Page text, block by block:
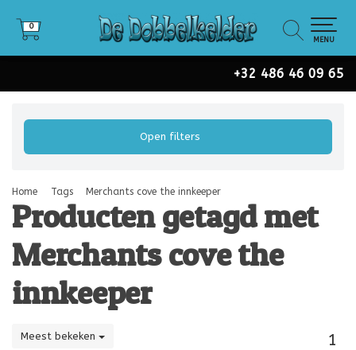
+32 486 46 09 65
0
0
MENU
Open filters
Home Tags Merchants cove the innkeeper
Producten getagd met
Merchants cove the
innkeeper
Meest bekeken 1